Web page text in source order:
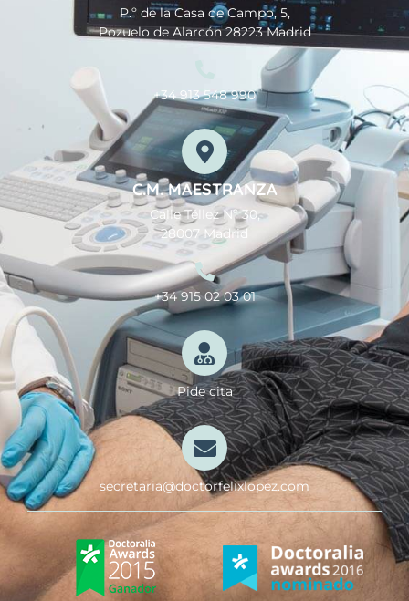
P.º de la Casa de Campo, 5,
Pozuelo de Alarcón 28223 Madrid
+34 913 548 990
C.M. MAESTRANZA
Calle Téllez Nº 30,
28007 Madrid
+34 915 02 03 01
Pide cita
secretaria@doctorfelixlopez.com